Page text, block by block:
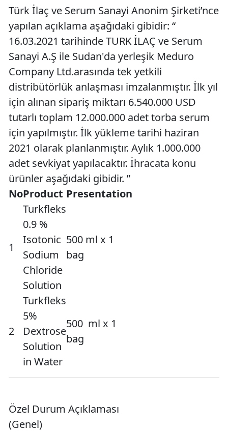
Türk İlaç ve Serum Sanayi Anonim Şirketi’nce
yapılan açıklama aşağıdaki gibidir: “
16.03.2021 tarihinde TURK İLAÇ ve Serum
Sanayi A.Ş ile Sudan'da yerleşik Meduro
Company Ltd.arasında tek yetkili
distribütörlük anlaşması imzalanmıştır. İlk yıl
için alınan sipariş miktarı 6.540.000 USD
tutarlı toplam 12.000.000 adet torba serum
için yapılmıştır. İlk yükleme tarihi haziran
2021 olarak planlanmıştır. Aylık 1.000.000
adet sevkiyat yapılacaktır. İhracata konu
ürünler aşağıdaki gibidir. ”
NoProduct Presentation
1
Turkfleks
0.9 %
Isotonic
Sodium
Chloride
Solution
500 ml x 1
bag
2
Turkfleks
5%
Dextrose
Solution
in Water
500 ml x 1
bag
Özel Durum Açıklaması
(Genel)